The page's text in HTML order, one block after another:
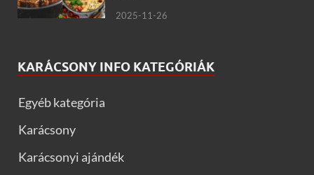
2025-11-26
KARÁCSONY INFO KATEGÓRIÁK
Egyéb kategória
Karácsony
Karácsonyi ajándék